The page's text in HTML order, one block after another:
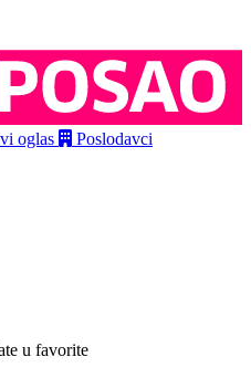
oglas Poslodavci
u favorite